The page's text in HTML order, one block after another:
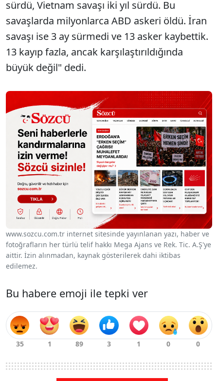
sürdü, Vietnam savaşı iki yıl sürdü. Bu
savaşlarda milyonlarca ABD askeri öldü. İran
savaşı ise 3 ay sürmedi ve 13 asker kaybettik.
13 kayıp fazla, ancak karşılaştırıldığında
büyük değil" dedi.
www.sozcu.com.tr internet sitesinde yayınlanan yazı, haber ve
fotoğrafların her türlü telif hakkı Mega Ajans ve Rek. Tic. A.Ş'ye
aittir. İzin alınmadan, kaynak gösterilerek dahi iktibas
edilemez.
Bu habere emoji ile tepki ver